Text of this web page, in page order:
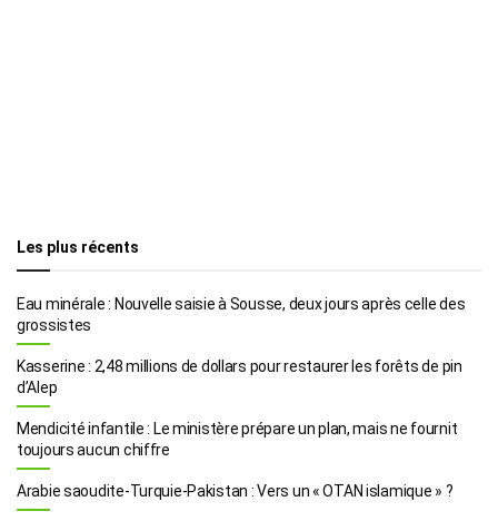
Les plus récents
Eau minérale : Nouvelle saisie à Sousse, deux jours après celle des
grossistes
Kasserine : 2,48 millions de dollars pour restaurer les forêts de pin
d’Alep
Mendicité infantile : Le ministère prépare un plan, mais ne fournit
toujours aucun chiffre
Arabie saoudite-Turquie-Pakistan : Vers un « OTAN islamique » ?